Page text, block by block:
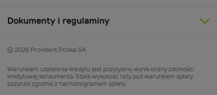
Dokumenty i regulaminy
© 2026 Provident Polska SA
Warunkiem udzielenia kredytu jest pozytywny wynik oceny zdolności
kredytowej konsumenta. Stała wysokość raty pod warunkiem spłaty
pożyczki zgodnie z harmonogramem spłaty.